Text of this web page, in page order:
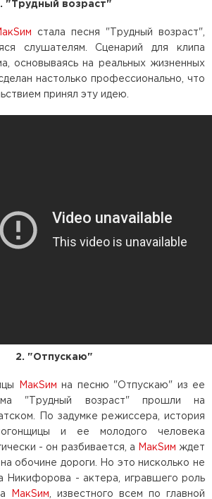
"Трудный возраст"
стала песня "Трудный возраст",
слушателям. Сценарий для клипа
основываясь на реальных жизненных
настолько профессионально, что
принял эту идею.
2. "Отпускаю"
МакSим на песню "Отпускаю" из ее
"Трудный возраст" прошли на
По задумке режиссера, история
и ее молодого человека
- он разбивается, а
МакSим ждет
обочине дороги. Но это нисколько не
Никифорова - актера, игравшего роль
МакSим , известного всем по главной